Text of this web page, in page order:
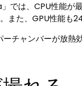
は、CPU性能が
た、GPU性能も
チャンバーが放